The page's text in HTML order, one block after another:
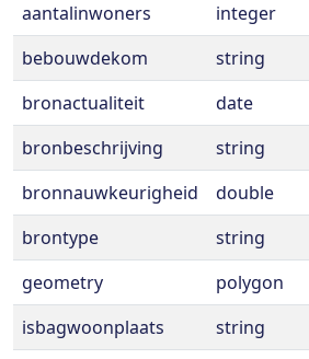
aantalinwoners
integer
bebouwdekom
string
bronactualiteit
date
bronbeschrijving
string
bronnauwkeurigheid
double
brontype
string
geometry
polygon
isbagwoonplaats
string